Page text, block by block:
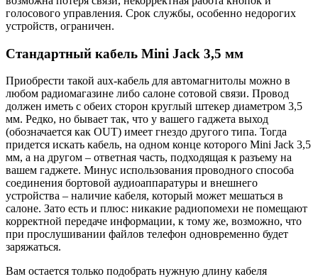
голосового управления. Срок службы, особенно недорогих
устройств, ограничен.
Стандартный кабель Mini Jack 3,5 мм
Приобрести такой aux-кабель для автомагнитолы можно в
любом радиомагазине либо салоне сотовой связи. Провод
должен иметь с обеих сторон круглый штекер диаметром 3,5
мм. Редко, но бывает так, что у вашего гаджета выход
(обозначается как OUT) имеет гнездо другого типа. Тогда
придется искать кабель, на одном конце которого Mini Jack 3,5
мм, а на другом – ответная часть, подходящая к разъему на
вашем гаджете. Минус использования проводного способа
соединения бортовой аудиоаппаратуры и внешнего
устройства – наличие кабеля, который может мешаться в
салоне. Зато есть и плюс: никакие радиопомехи не помещают
корректной передаче информации, к тому же, возможно, что
при прослушивании файлов телефон одновременно будет
заряжаться.
Вам остается только подобрать нужную длину кабеля